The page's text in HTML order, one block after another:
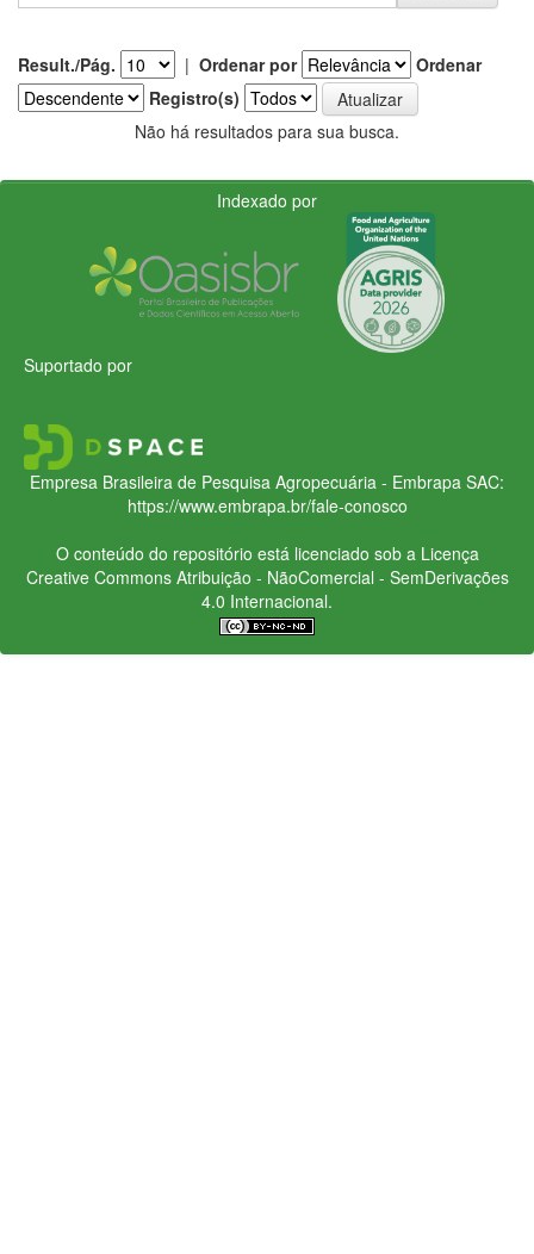
Result./Pág. | Ordenar por
Ordenar
Registro(s)
Não há resultados para sua busca.
Indexado por
Suportado por
Empresa Brasileira de Pesquisa Agropecuária - Embrapa SAC:
https://www.embrapa.br/fale-conosco
O conteúdo do repositório está licenciado sob a Licença
Creative CommonsAtribuição - NãoComercial - SemDerivações
4.0 Internacional.